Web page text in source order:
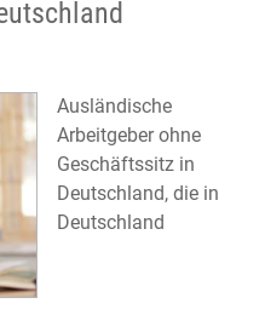
Ausländische
Arbeitgeber ohne
Geschäftssitz in
Deutschland, die in
Deutschland